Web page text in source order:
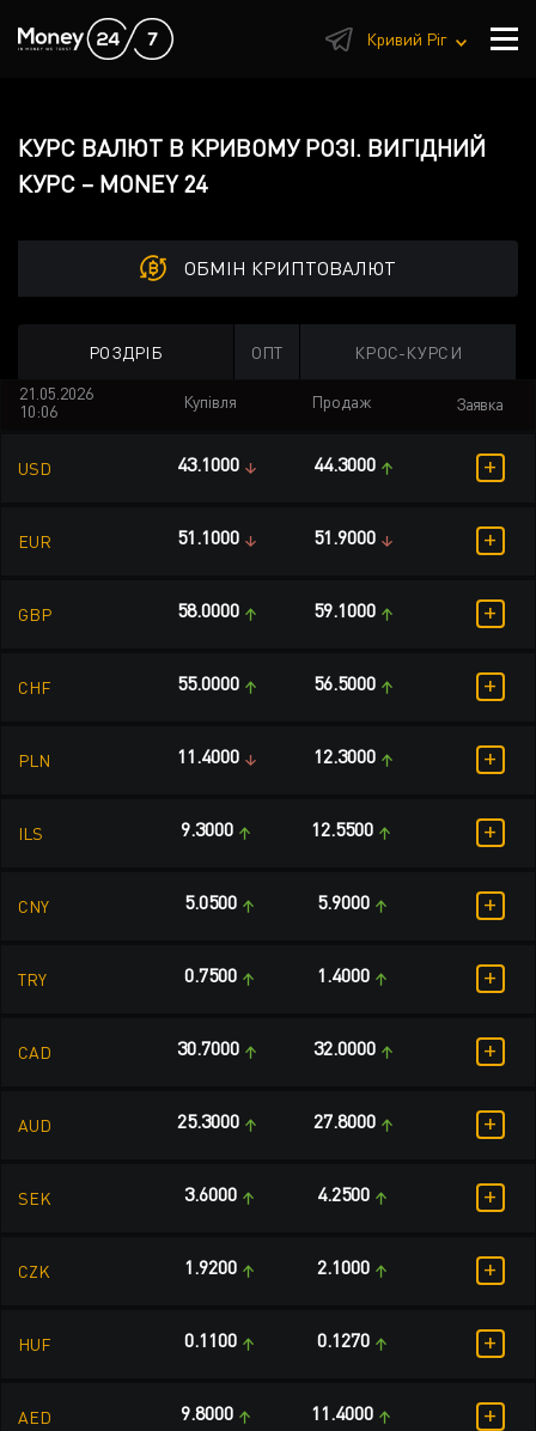
Кривий Ріг
КУРС ВАЛЮТ В КРИВОМУ РОЗІ. ВИГІДНИЙ
КУРС – MONEY 24
РОЗДРІБ ОПТ КРОС-КУРСИ
ОБМІН КРИПТОВАЛЮТ
21.05.2026
10:06
Купівля Продаж Заявка
USD 43.1000 44.3000 +
EUR 51.1000 51.9000 +
GBP 58.0000 59.1000 +
CHF 55.0000 56.5000 +
PLN 11.4000 12.3000 +
ILS 9.3000 12.5500 +
CNY 5.0500 5.9000 +
TRY 0.7500 1.4000 +
CAD 30.7000 32.0000 +
AUD 25.3000 27.8000 +
SEK 3.6000 4.2500 +
CZK 1.9200 2.1000 +
HUF 0.1100 0.1270 +
AED 9.8000 11.4000 +